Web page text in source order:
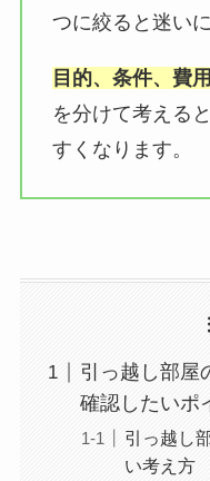
つに絞ると迷い
目的、条件、費
を分けて考える
すくなります。
引っ越し部屋
確認したいポ
引っ越し
い考え方